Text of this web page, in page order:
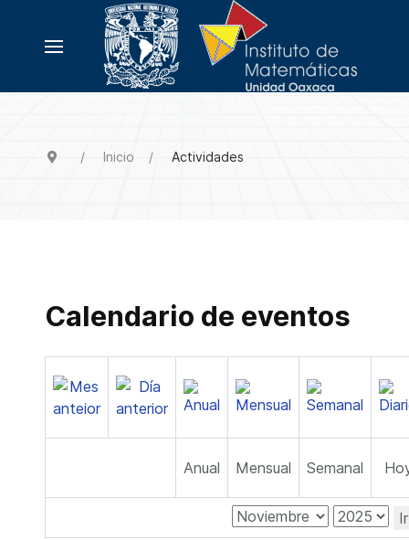
Inicio Actividades
Calendario de eventos
Anual Mensual Semanal